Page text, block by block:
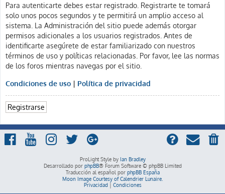
Para autenticarte debes estar registrado. Registrarte te tomará
solo unos pocos segundos y te permitirá un amplio acceso al
sistema. La Administración del sitio puede además otorgar
permisos adicionales a los usuarios registrados. Antes de
identificarte asegúrete de estar familiarizado con nuestros
términos de uso y políticas relacionadas. Por favor, lee las normas
de los foros mientras navegas por el sitio.
Condiciones de uso | Política de privacidad
Registrarse
ProLight Style by Ian Bradley
Desarrollado por phpBB® Forum Software © phpBB Limited
Traducción al español por phpBB España
Moon Image Courtesy of Calendrier Lunaire.
Privacidad| Condiciones